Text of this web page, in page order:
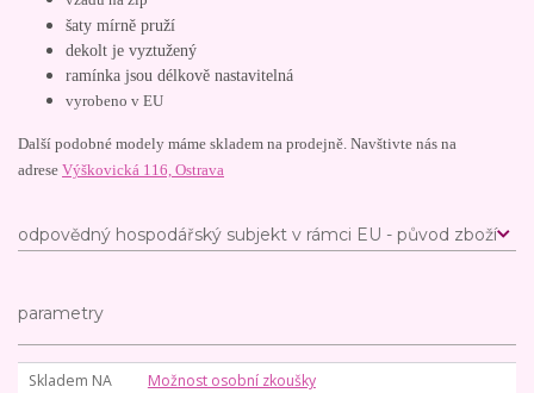
šaty mírně pruží
dekolt je vyztužený
ramínka jsou délkově nastavitelná
vyrobeno v EU
Další podobné modely máme skladem na prodejně. Navštivte nás na
adrese Výškovická 116, Ostrava
odpovědný hospodářský subjekt v rámci EU - původ zboží
parametry
Skladem NA Možnost osobní zkoušky